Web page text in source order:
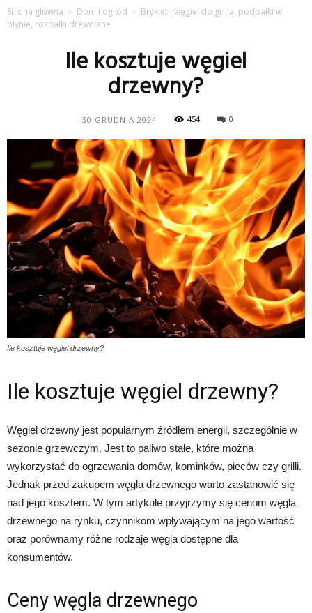
Strona główna Dom i ogród
Brykiet i węgiel do grilla, podpałki w
płynie, rozpałki drewniane
Ile kosztuje węgiel
drzewny?
30 GRUDNIA 2024 454 0
Ile kosztuje węgiel drzewny?
Ile kosztuje węgiel drzewny?
Węgiel drzewny jest popularnym źródłem energii, szczególnie w
sezonie grzewczym. Jest to paliwo stałe, które można
wykorzystać do ogrzewania domów, kominków, pieców czy grilli.
Jednak przed zakupem węgla drzewnego warto zastanowić się
nad jego kosztem. W tym artykule przyjrzymy się cenom węgla
drzewnego na rynku, czynnikom wpływającym na jego wartość
oraz porównamy różne rodzaje węgla dostępne dla
konsumentów.
Ceny węgla drzewnego